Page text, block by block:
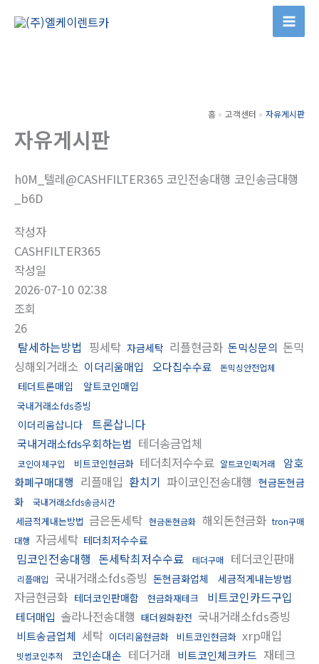
홈 고객센터 자유게시판
자유게시판
h0M_텔레@CASHFILTER365 코인전송대행 코인송금대행
_b6D
작성자
CASHFILTER365
작성일
2026-07-10 02:38
조회
26
탈세하는방법 핑세탁 자금세탁 리플현금화 돈믹싱문의 돈믹
싱해외거래소 이더리움매입 오다집수수료 돈믹싱안전업체
테더트론매입 알트코인매입
국내거래소fds증빙
이더리움삽니다 트론삽니다
국내거래소fds우회하는법 테더송금업체
코인이체구입 비트코인현금화 테더최저수수료 알트코인퀵거래
암호
화폐구매대행 리플매입 환치기 파이코인전송대행 현금돈현금
화
국내거래소fds송금시간
세금적게내는방법 금은돈세탁 현금돈현금화 해외돈현금화 tron구매
대행 자금세탁 테더최저수수료
밈코인전송대행 돈세탁최저수수료 테더구매 테더코인판매
리플매입 국내거래소fds증빙 돈현금화업체 세금적게내는방법
자금현금화 테더코인판매함 현금화재테크 비트코인카드구입
테더매입 솔라나전송대행 태더원화환전 국내거래소fds증빙
비트송금업체 세탁 이더리움현금화 비트코인현금화 xrp매입
빗썸코인추적 코인손대손 테더거래 비트코인체크카드 재테크